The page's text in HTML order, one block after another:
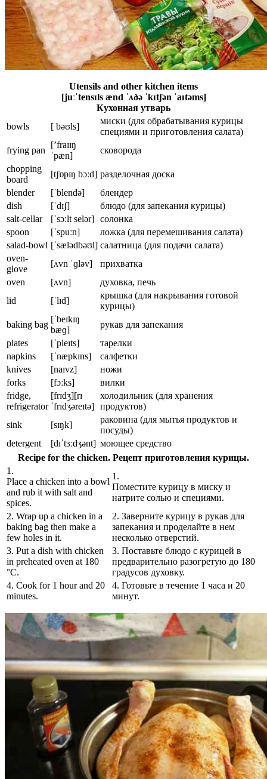
Utensils and other kitchen items
[juːˈtensɪls ænd ˈʌðə ˈkɪtʃən ˈaɪtəms]
Кухонная утварь
bowls
[ bəʊls]
миски (для обрабатывания курицы
специями и приготовления салата)
frying pan
[’fraɪɪŋ
ˈpæn]
сковорода
chopping
board
[tʃɒpɪŋ bɔːd] разделочная доска
blender
[ˈblendə]
блендер
dish
[ˈdɪʃ]
блюдо (для запекания курицы)
salt-cellar
[ˈsɔːlt selər] солонка
spoon
[ˈspuːn]
ложка (для перемешивания салата)
salad-bowl [ˈsælədbəʊl] салатница (для подачи салата)
oven-
glove
[ʌvn ˈɡləv]
прихватка
oven
[ʌvn]
духовка, печь
lid
[ˈlɪd]
крышка (для накрывания готовой
курицы)
baking bag
[ˈbeɪkɪŋ
bæɡ]
рукав для запекания
plates
[ˈpleɪts]
тарелки
napkins
[ˈnæpkɪns]
салфетки
knives
[naɪvz]
ножи
forks
[fɔːks]
вилки
fridge,
refrigerator
[frɪdʒ][rɪ
ˈfrɪdʒəreɪtə]
холодильник (для хранения
продуктов)
sink
[sɪŋk]
раковина (для мытья продуктов и
посуды)
detergent
[dɪˈtɜːdʒənt] моющее средство
Recipe for the chicken. Рецепт приготовления курицы.
1.
Place a chicken into a bowl
and rub it with salt and
spices.
1.
Поместите курицу в миску и
натрите солью и специями.
2. Wrap up a chicken in a
baking bag then make a
few holes in it.
2. Заверните курицу в рукав для
запекания и проделайте в нем
несколько отверстий.
3. Put a dish with chicken
in preheated oven at 180
°C.
3. Поставьте блюдо с курицей в
предварительно разогретую до 180
градусов духовку.
4. Cook for 1 hour and 20
minutes.
4. Готовьте в течение 1 часа и 20
минут.